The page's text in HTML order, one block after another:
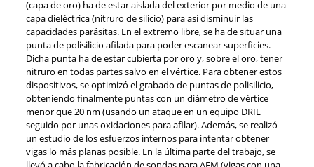
(capa de oro) ha de estar aislada del exterior por medio de una
capa dieléctrica (nitruro de silicio) para así disminuir las
capacidades parásitas. En el extremo libre, se ha de situar una
punta de polisilicio afilada para poder escanear superficies.
Dicha punta ha de estar cubierta por oro y, sobre el oro, tener
nitruro en todas partes salvo en el vértice. Para obtener estos
dispositivos, se optimizó el grabado de puntas de polisilicio,
obteniendo finalmente puntas con un diámetro de vértice
menor que 20 nm (usando un ataque en un equipo DRIE
seguido por unas oxidaciones para afilar). Además, se realizó
un estudio de los esfuerzos internos para intentar obtener
vigas lo más planas posible. En la última parte del trabajo, se